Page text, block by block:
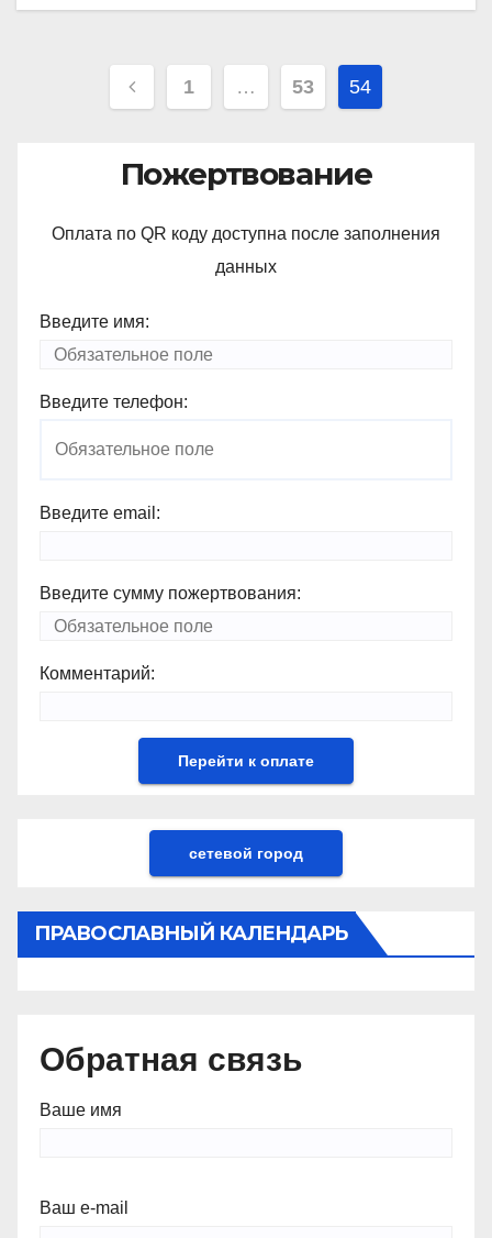
Навигация
записям
1 … 53 54
Пожертвование
Оплата по QR коду доступна после заполнения
данных
Введите имя:
Введите телефон:
Введите email:
Введите сумму пожертвования:
Комментарий:
сетевой город
ПРАВОСЛАВНЫЙ КАЛЕНДАРЬ
Обратная связь
Ваше имя
Ваш e-mail